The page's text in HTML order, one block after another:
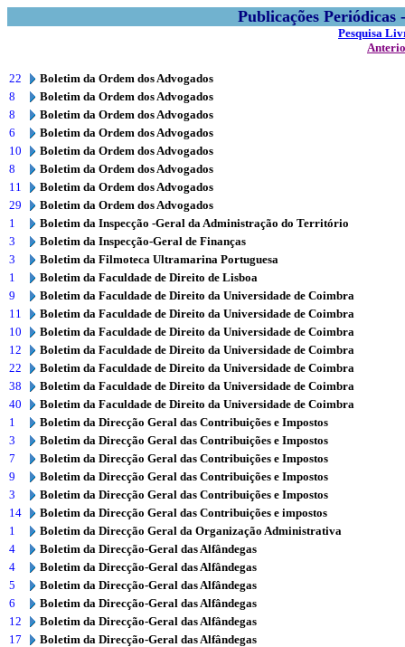
Publicações
Pesquisa
22
Boletim da Ordem dos Advogados
8
Boletim da Ordem dos Advogados
8
Boletim da Ordem dos Advogados
6
Boletim da Ordem dos Advogados
10
Boletim da Ordem dos Advogados
8
Boletim da Ordem dos Advogados
11
Boletim da Ordem dos Advogados
29
Boletim da Ordem dos Advogados
1
Boletim da Inspecção -Geral da Administração do Território
3
Boletim da Inspecção-Geral de Finanças
3
Boletim da Filmoteca Ultramarina Portuguesa
1
Boletim da Faculdade de Direito de Lisboa
9
Boletim da Faculdade de Direito da Universidade de Coimbra
11
Boletim da Faculdade de Direito da Universidade de Coimbra
10
Boletim da Faculdade de Direito da Universidade de Coimbra
12
Boletim da Faculdade de Direito da Universidade de Coimbra
22
Boletim da Faculdade de Direito da Universidade de Coimbra
38
Boletim da Faculdade de Direito da Universidade de Coimbra
40
Boletim da Faculdade de Direito da Universidade de Coimbra
1
Boletim da Direcção Geral das Contribuições e Impostos
3
Boletim da Direcção Geral das Contribuições e Impostos
7
Boletim da Direcção Geral das Contribuições e Impostos
9
Boletim da Direcção Geral das Contribuições e Impostos
3
Boletim da Direcção Geral das Contribuições e Impostos
14
Boletim da Direcção Geral das Contribuições e impostos
1
Boletim da Direcção Geral da Organização Administrativa
4
Boletim da Direcção-Geral das Alfândegas
4
Boletim da Direcção-Geral das Alfândegas
5
Boletim da Direcção-Geral das Alfândegas
6
Boletim da Direcção-Geral das Alfândegas
12
Boletim da Direcção-Geral das Alfândegas
17
Boletim da Direcção-Geral das Alfândegas